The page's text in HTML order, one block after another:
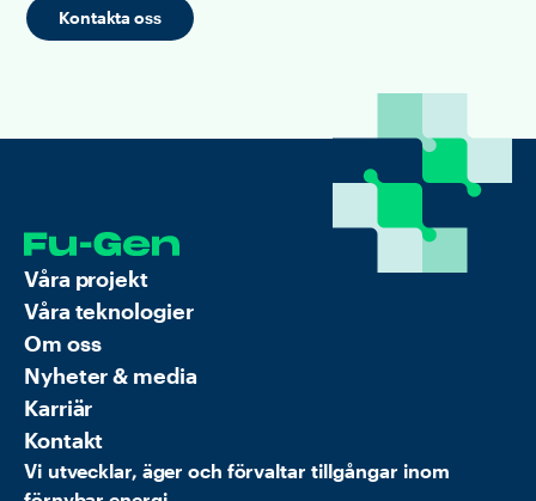
Kontakta oss
Våra projekt
Våra teknologier
Om oss
Nyheter & media
Karriär
Kontakt
Vi utvecklar, äger och förvaltar tillgångar inom